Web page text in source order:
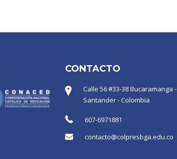
CONTACTO
Calle 56 #33-38 Bucaramanga -
Santander - Colombia
607-6971881
contacto@colpresbga.edu.co